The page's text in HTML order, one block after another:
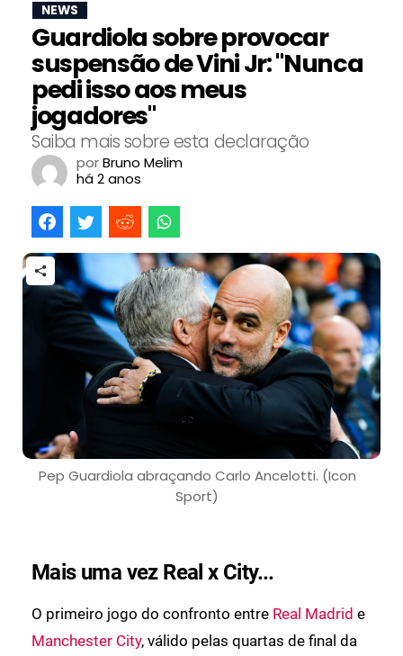
NEWS
Guardiola sobre provocar
suspensão de Vini Jr: "Nunca
pedi isso aos meus
jogadores"
Saiba mais sobre esta declaração
porBruno Melim
há 2 anos
Pep Guardiola abraçando Carlo Ancelotti. (Icon
Sport)
Mais uma vez Real x City...
O primeiro jogo do confronto entre Real Madrid e
Manchester City, válido pelas quartas de final da